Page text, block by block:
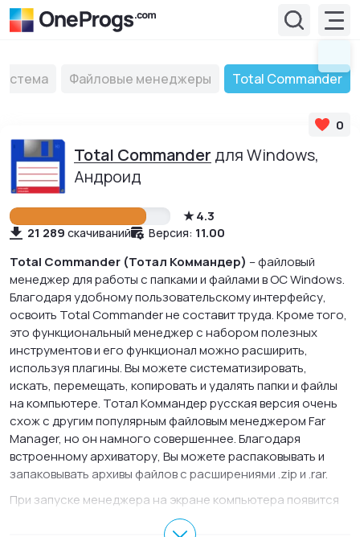
Файловые менеджеры Total Commander
Total Commander для Windows,
Андроид
0
4.3
21 289 скачиваний Версия: 11.00
Total Commander (Тотал Коммандер) – файловый
менеджер для работы с папками и файлами в ОС Windows.
Благодаря удобному пользовательскому интерфейсу,
освоить Total Commander не составит труда. Кроме того,
это функциональный менеджер с набором полезных
инструментов и его функционал можно расширить,
используя плагины. Вы можете систематизировать,
искать, перемещать, копировать и удалять папки и файлы
на компьютере. Тотал Коммандер русская версия очень
схож с другим популярным файловым менеджером Far
Manager, но он намного совершеннее. Благодаря
встроенному архиватору, Вы можете распаковывать и
запаковывать архивы файлов с расширениями .zip и .rar.
При запуске менеджера на экране компьютера появится
диалоговое окно визуально разделенное на две колонки.